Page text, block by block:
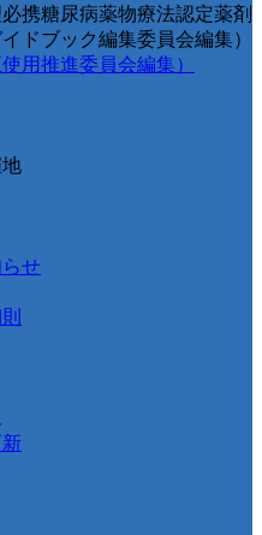
携糖尿病薬物療法認定薬剤
ドブック編集委員会編集）
用推進委員会編集）
せ